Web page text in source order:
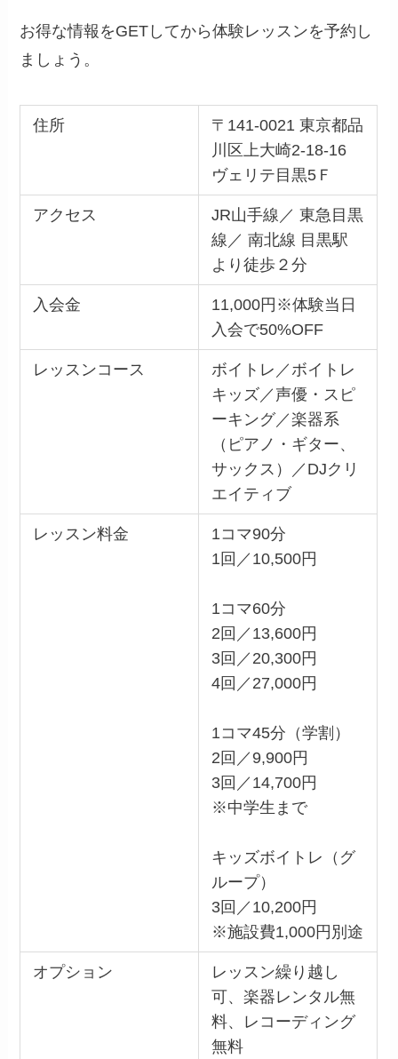
お得な情報をGETしてから体験レッスンを予約し
ましょう。
住所
〒141-0021 東京都品
川区上大崎2-18-16
ヴェリテ目黒5Ｆ
アクセス
JR山手線／ 東急目黒
線／ 南北線 目黒駅
より徒歩２分
入会金
11,000円※体験当日
入会で50%OFF
レッスンコース
ボイトレ／ボイトレ
キッズ／声優・スピ
ーキング／楽器系
（ピアノ・ギター、
サックス）／DJクリ
エイティブ
レッスン料金
1コマ90分
1回／10,500円
1コマ60分
2回／13,600円
3回／20,300円
4回／27,000円
1コマ45分（学割）
2回／9,900円
3回／14,700円
※中学生まで
キッズボイトレ（グ
ループ）
3回／10,200円
※施設費1,000円別途
オプション
レッスン繰り越し
可、楽器レンタル無
料、レコーディング
無料